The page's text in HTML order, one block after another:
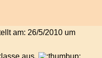
am: 26/5/2010 um